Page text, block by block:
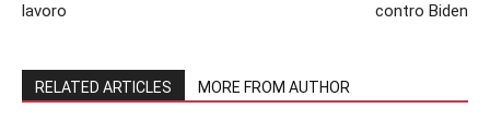
lavoro
contro Biden
RELATED ARTICLES MORE FROM AUTHOR